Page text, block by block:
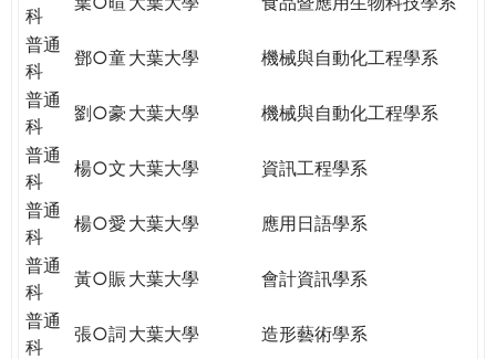
科
普通
科
鄧○童大葉大學
機械與自動化工程學系
普通
科
劉○豪 大葉大學
機械與自動化工程學系
普通
科
楊○文 大葉大學
資訊工程學系
普通
科
楊○愛 大葉大學
應用日語學系
普通
科
黃○賑 大葉大學
會計資訊學系
普通
科
張○詞 大葉大學
造形藝術學系